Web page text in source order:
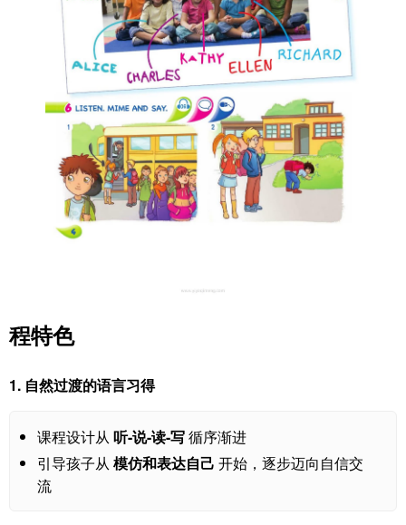
程特色
1. 自然过渡的语言习得
课程设计从 听-说-读-写循序渐进
引导孩子从 模仿和表达自己 开始，逐步迈向自信交
流